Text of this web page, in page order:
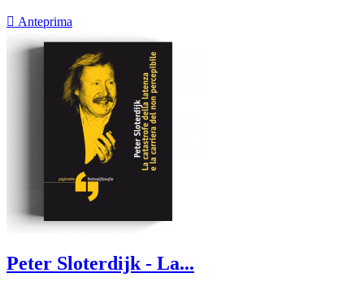
 Anteprima
Peter Sloterdijk - La...